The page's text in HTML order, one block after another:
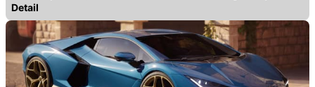
Detail